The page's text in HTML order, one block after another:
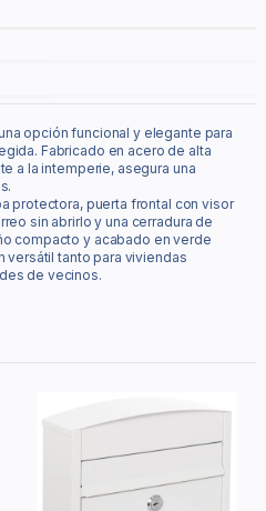
opción funcional y elegante para
Fabricado en acero de alta
a la intemperie, asegura una
protectora, puerta frontal con visor
sin abrirlo y una cerradura de
compacto y acabado en verde
versátil tanto para viviendas
de vecinos.